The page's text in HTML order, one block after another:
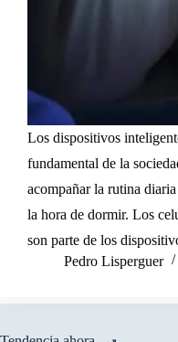
Los dispositivos
fundamental de la
acompañar la rutina
la hora de dormir. Los
son parte de los
Pedro Lisperguer